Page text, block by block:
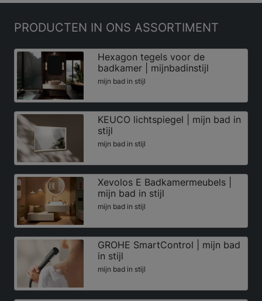
PRODUCTEN IN ONS ASSORTIMENT
Hexagon tegels voor de
badkamer | mijnbadinstijl
mijn bad in stijl
KEUCO lichtspiegel | mijn bad in
stijl
mijn bad in stijl
Xevolos E Badkamermeubels |
mijn bad in stijl
mijn bad in stijl
GROHE SmartControl | mijn bad
in stijl
mijn bad in stijl